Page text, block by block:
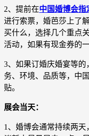
2、提前在中国婚博会指
进行索票，婚芭莎上了
买什么，选择几个重点
活动，如果有现金券的
3、如果订婚庆婚宴等
务、环境、品质等，中
贴。
展会当天：
1、婚博会通常持续两